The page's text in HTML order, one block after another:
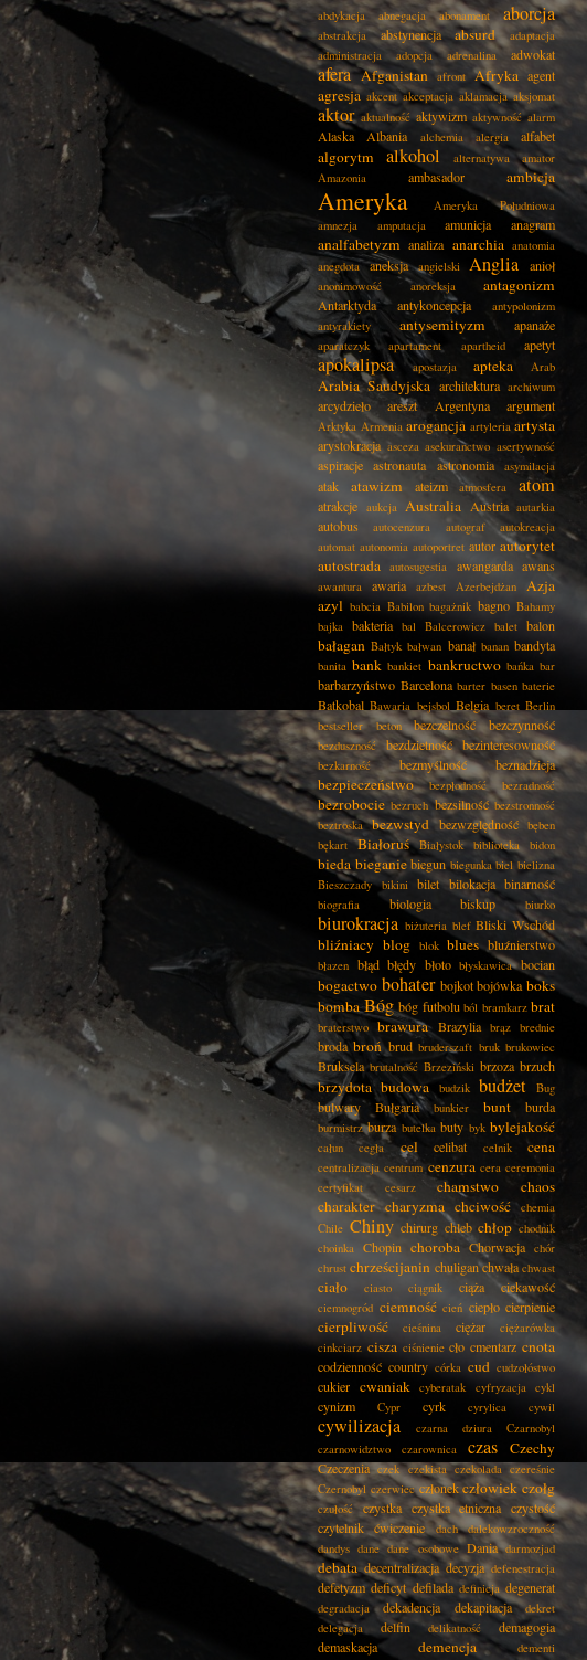
abdykacja abnegacja abonament aborcja
abstrakcja abstynencja absurd
adaptacja
administracja
adopcja adrenalina adwokat
afera Afganistan afront Afryka agent
agresja akcent akceptacja aklamacja aksjomat
aktor aktualność aktywizm aktywność alarm
Alaska Albania alchemia alergia alfabet
algorytm alkohol alternatywa
amator
Amazonia
ambasador ambicja
Ameryka
Ameryka Południowa
amnezja
amputacja amunicja anagram
analfabetyzm analiza anarchia anatomia
anegdota
aneksja angielski Anglia anioł
anonimowość anoreksja antagonizm
Antarktyda antykoncepcja
antypolonizm
antyrakiety
antysemityzm apanaże
aparatczyk apartament apartheid apetyt
apokalipsa apostazja apteka Arab
Arabia Saudyjska architektura archiwum
arcydzieło areszt Argentyna argument
Arktyka Armenia arogancja artyleria artysta
arystokracja asceza asekuranctwo asertywność
aspiracje astronauta astronomia asymilacja
atak atawizm ateizm atmosfera atom
atrakcje aukcja Australia Austria autarkia
autobus autocenzura autograf
autokreacja
automat autonomia autoportret autor autorytet
autostrada autosugestia awangarda awans
awantura awaria azbest Azerbejdżan
Azja
azyl babcia Babilon bagażnik bagno Bahamy
bajka bakteria bal Balcerowicz balet balon
bałagan Bałtyk bałwan banał banan bandyta
banita bank bankiet bankructwo bańka bar
barbarzyństwo Barcelona barter basen baterie
Batkobal Bawaria bejsbol Belgia beret Berlin
bestseller
beton bezczelność bezczynność
bezduszność bezdzietność bezinteresowność
bezkarność bezmyślność beznadzieja
bezpieczeństwo bezpłodność bezradność
bezrobocie bezruch bezsilność bezstronność
beztroska bezwstyd bezwzględność bęben
bękart
Białoruś Białystok biblioteka bidon
bieda bieganie biegun biegunka biel bielizna
Bieszczady
bikini bilet bilokacja binarność
biografia biologia biskup biurko
biurokracja biżuteria blef Bliski Wschód
bliźniacy blog blok blues bluźnierstwo
błazen błąd błędy błoto błyskawica bocian
bogactwo bohater bojkot bojówka boks
bombaBóg bóg futbolu ból bramkarz brat
braterstwo brawura Brazylia brąz brednie
broda broń brud bruderszaft bruk brukowiec
Bruksela brutalność Brzeziński brzoza brzuch
brzydota budowa budzik budżet Bug
bulwary Bułgaria bunkier bunt burda
burmistrz burza butelka buty byk bylejakość
całun cegła cel celibat celnik cena
centralizacja centrum cenzura cera ceremonia
certyfikat
cesarz chamstwo
chaos
charakter charyzma chciwość
chemia
Chile Chiny chirurg chleb chłop chodnik
choinka Chopin choroba Chorwacja chór
chrust chrześcijanin chuligan chwała chwast
ciało ciasto ciągnik ciąża ciekawość
ciemnogród ciemność cień ciepło cierpienie
cierpliwość cieśnina ciężar
ciężarówka
cinkciarz cisza ciśnienie cło cmentarz cnota
codzienność country córka cud cudzołóstwo
cukier cwaniak cyberatak cyfryzacja cykl
cynizm Cypr cyrk cyrylica cywil
cywilizacja czarna dziura
Czarnobyl
czarnowidztwo
czarownica czas Czechy
Czeczenia czek czekista czekolada czereśnie
Czernobyl czerwiec członek człowiek czołg
czułość czystka czystka etniczna czystość
czytelnik ćwiczenie dach
dalekowzroczność
dandys dane dane osobowe Dania darmozjad
debata decentralizacja decyzja defenestracja
defetyzm deficyt defilada definicja degenerat
degradacja dekadencja dekapitacja
dekret
delegacja
delfin delikatność
demagogia
demaskacja
demencja dementi